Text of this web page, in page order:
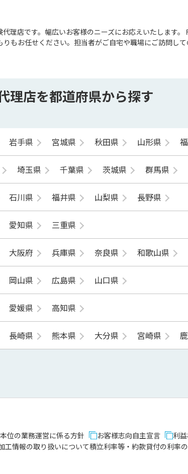
理店です。幅広いお客様のニーズにお応えいたします
もお任せください。担当者がご自宅や職場にご訪問し
理店を都道府県から探す
岩手県 宮城県 秋田県 山形県
埼玉県 千葉県 茨城県 群馬県
石川県 福井県 山梨県 長野県
愛知県 三重県
大阪府 兵庫県 奈良県 和歌山県
岡山県 広島県 山口県
愛媛県 高知県
長崎県 熊本県 大分県 宮崎県
位の業務運営に係る方針 お客様志向自主宣言
利
工情報の取り扱いについて積立利率等・約款貸付の利率